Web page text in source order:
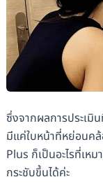
ซึ่งจากผลการประเมิ
มีแค่ใบหน้าที่หย่อนค
Plus ก็เป็นอะไรที่เหม
กระชับขึ้นได้ค่ะ